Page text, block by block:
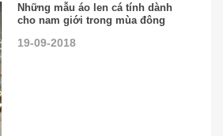
Những mẫu áo len cá tính dành
cho nam giới trong mùa đông
19-09-2018